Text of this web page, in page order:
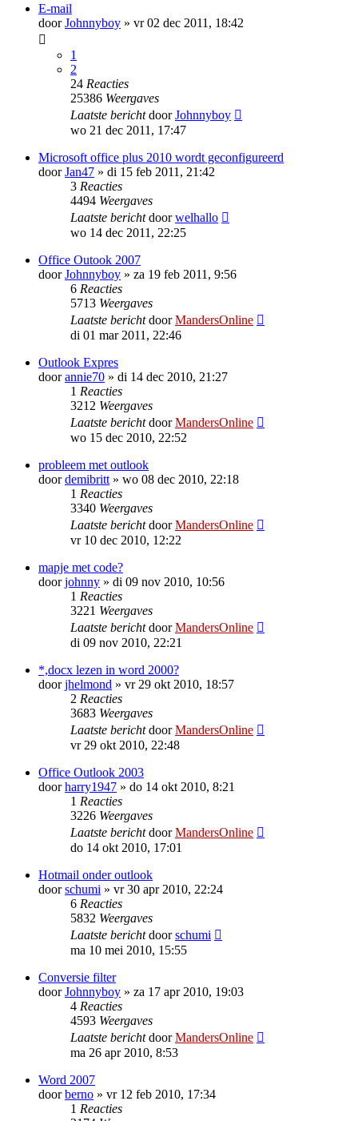
E-mail
doorJohnnyboy » vr 02 dec 2011, 18:42
1
2
24 Reacties
25386 Weergaves
Laatste berichtdoorJohnnyboy
wo 21 dec 2011, 17:47
Microsoft office plus 2010 wordt geconfigureerd
doorJan47 » di 15 feb 2011, 21:42
3 Reacties
4494 Weergaves
Laatste berichtdoorwelhallo
wo 14 dec 2011, 22:25
Office Outook 2007
doorJohnnyboy » za 19 feb 2011, 9:56
6 Reacties
5713 Weergaves
Laatste berichtdoorMandersOnline
di 01 mar 2011, 22:46
Outlook Expres
doorannie70 » di 14 dec 2010, 21:27
1 Reacties
3212 Weergaves
Laatste berichtdoorMandersOnline
wo 15 dec 2010, 22:52
probleem met outlook
doordemibritt » wo 08 dec 2010, 22:18
1 Reacties
3340 Weergaves
Laatste berichtdoorMandersOnline
vr 10 dec 2010, 12:22
mapje met code?
doorjohnny » di 09 nov 2010, 10:56
1 Reacties
3221 Weergaves
Laatste berichtdoorMandersOnline
di 09 nov 2010, 22:21
*,docx lezen in word 2000?
doorjhelmond » vr 29 okt 2010, 18:57
2 Reacties
3683 Weergaves
Laatste berichtdoorMandersOnline
vr 29 okt 2010, 22:48
Office Outlook 2003
doorharry1947 » do 14 okt 2010, 8:21
1 Reacties
3226 Weergaves
Laatste berichtdoorMandersOnline
do 14 okt 2010, 17:01
Hotmail onder outlook
doorschumi » vr 30 apr 2010, 22:24
6 Reacties
5832 Weergaves
Laatste berichtdoorschumi
ma 10 mei 2010, 15:55
Conversie filter
doorJohnnyboy » za 17 apr 2010, 19:03
4 Reacties
4593 Weergaves
Laatste berichtdoorMandersOnline
ma 26 apr 2010, 8:53
Word 2007
doorberno » vr 12 feb 2010, 17:34
1 Reacties